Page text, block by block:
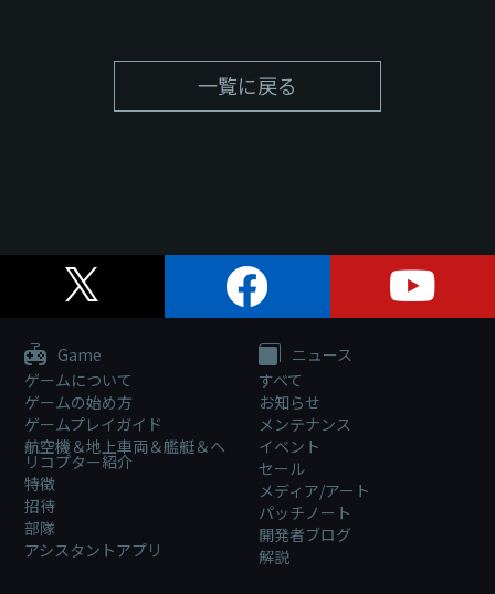
一覧に戻る
Game
ゲームについて
ゲームの始め方
ゲームプレイガイド
航空機＆地上車両＆艦艇＆ヘ
リコプター紹介
特徴
招待
部隊
アシスタントアプリ
ニュース
すべて
お知らせ
メンテナンス
イベント
セール
メディア/アート
パッチノート
開発者ブログ
解説